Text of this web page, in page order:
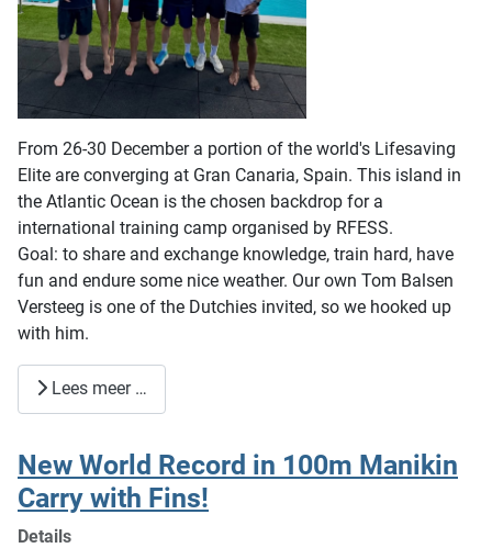
From 26-30 December a portion of the world's Lifesaving
Elite are converging at Gran Canaria, Spain. This island in
the Atlantic Ocean is the chosen backdrop for a
international training camp organised by RFESS.
Goal: to share and exchange knowledge, train hard, have
fun and endure some nice weather. Our own Tom Balsen
Versteeg is one of the Dutchies invited, so we hooked up
with him.
Lees meer …
New World Record in 100m Manikin
Carry with Fins!
Details